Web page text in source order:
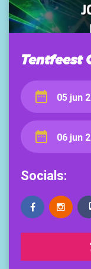
Tentfeest
05 jun
06 jun
Socials: